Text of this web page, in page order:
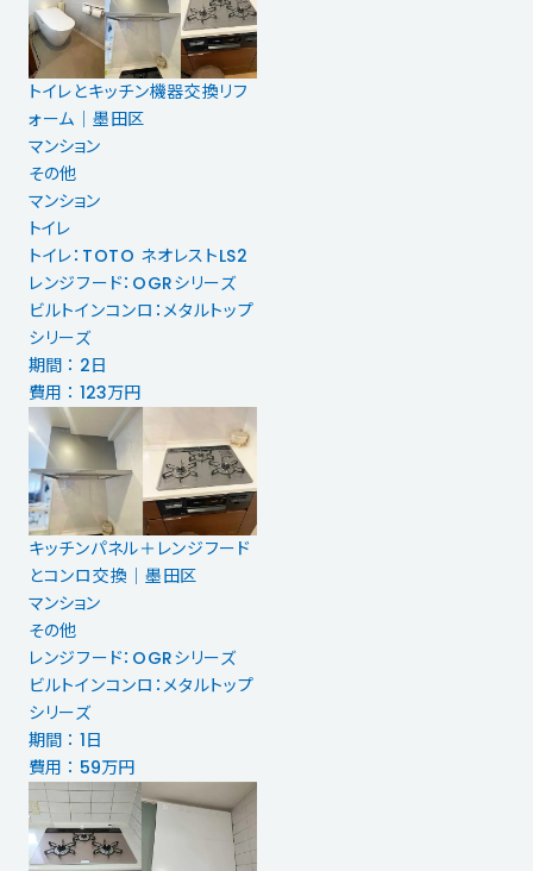
トイレとキッチン機器交換リフ
ォーム│墨田区
マンション
その他
マンション
トイレ
トイレ：TOTO ネオレストLS2
レンジフード：OGRシリーズ
ビルトインコンロ：メタルトップ
シリーズ
期間 ： 2日
費用 ： 123万円
キッチンパネル＋レンジフード
とコンロ交換│墨田区
マンション
その他
レンジフード：OGRシリーズ
ビルトインコンロ：メタルトップ
シリーズ
期間 ： 1日
費用 ： 59万円